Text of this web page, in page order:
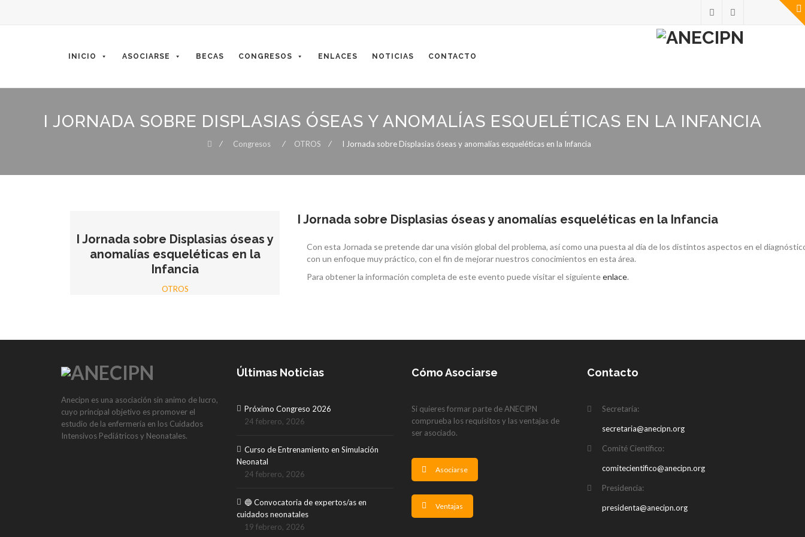
content
INICIO ASOCIARSE BECAS CONGRESOS ENLACES NOTICIAS CONTACTO
I JORNADA SOBRE DISPLASIAS ÓSEAS Y ANOMALÍAS ESQUELÉTICAS EN LA INFANCIA
⁄ Congresos ⁄ OTROS ⁄ I Jornada sobre Displasias óseas y anomalías esqueléticas en la Infancia
I Jornada sobre Displasias óseas y
anomalías esqueléticas en la
Infancia
OTROS
I Jornada sobre Displasias óseas y anomalías esqueléticas en la Infancia
Con esta Jornada se pretende dar una visión global del problema, así como una puesta al día de los distintos aspectos en el
con un enfoque muy práctico, con el fin de mejorar nuestros conocimientos en esta área.
Para obtener la información completa de este evento puede visitar el siguienteenlace.
Anecipn es una asociación sin animo de lucro,
cuyo principal objetivo es promover el
estudio de la enfermería en los Cuidados
Intensivos Pediátricos y Neonatales.
Últimas Noticias
Próximo Congreso 2026
24 febrero, 2026
Curso de Entrenamiento en Simulación
Neonatal
24 febrero, 2026
🔵 Convocatoria de expertos/as en
cuidados neonatales
19 febrero, 2026
Cómo Asociarse
Si quieres formar parte de ANECIPN
comprueba los requisitos y las ventajas de
ser asociado.
Asociarse
Ventajas
Contacto
Secretaría:
secretaria@anecipn.org
Comité Científico:
comitecientifico@anecipn.org
Presidencia:
presidenta@anecipn.org